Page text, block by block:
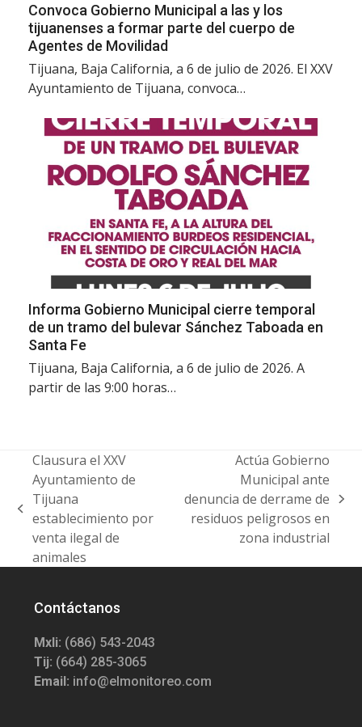
Convoca Gobierno Municipal a las y los
tijuanenses a formar parte del cuerpo de
Agentes de Movilidad
Tijuana, Baja California, a 6 de julio de 2026. El XXV
Ayuntamiento de Tijuana, convoca…
Informa Gobierno Municipal cierre temporal
de un tramo del bulevar Sánchez Taboada en
Santa Fe
Tijuana, Baja California, a 6 de julio de 2026. A
partir de las 9:00 horas…
previous
post:
Clausura el XXV
Ayuntamiento de
Tijuana
establecimiento por
venta ilegal de
animales
next
post:
Actúa Gobierno
Municipal ante
denuncia de derrame de
residuos peligrosos en
zona industrial
Contáctanos
Mxli: (686) 543-2043
Tij: (664) 285-3065
Email: info@elmonitoreo.com